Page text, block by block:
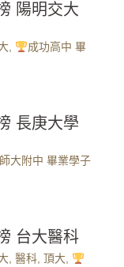
陽明交大
,
成功高中 畢
長庚大學
師大附中 畢業學子
台大醫科
, 醫科, 頂大,